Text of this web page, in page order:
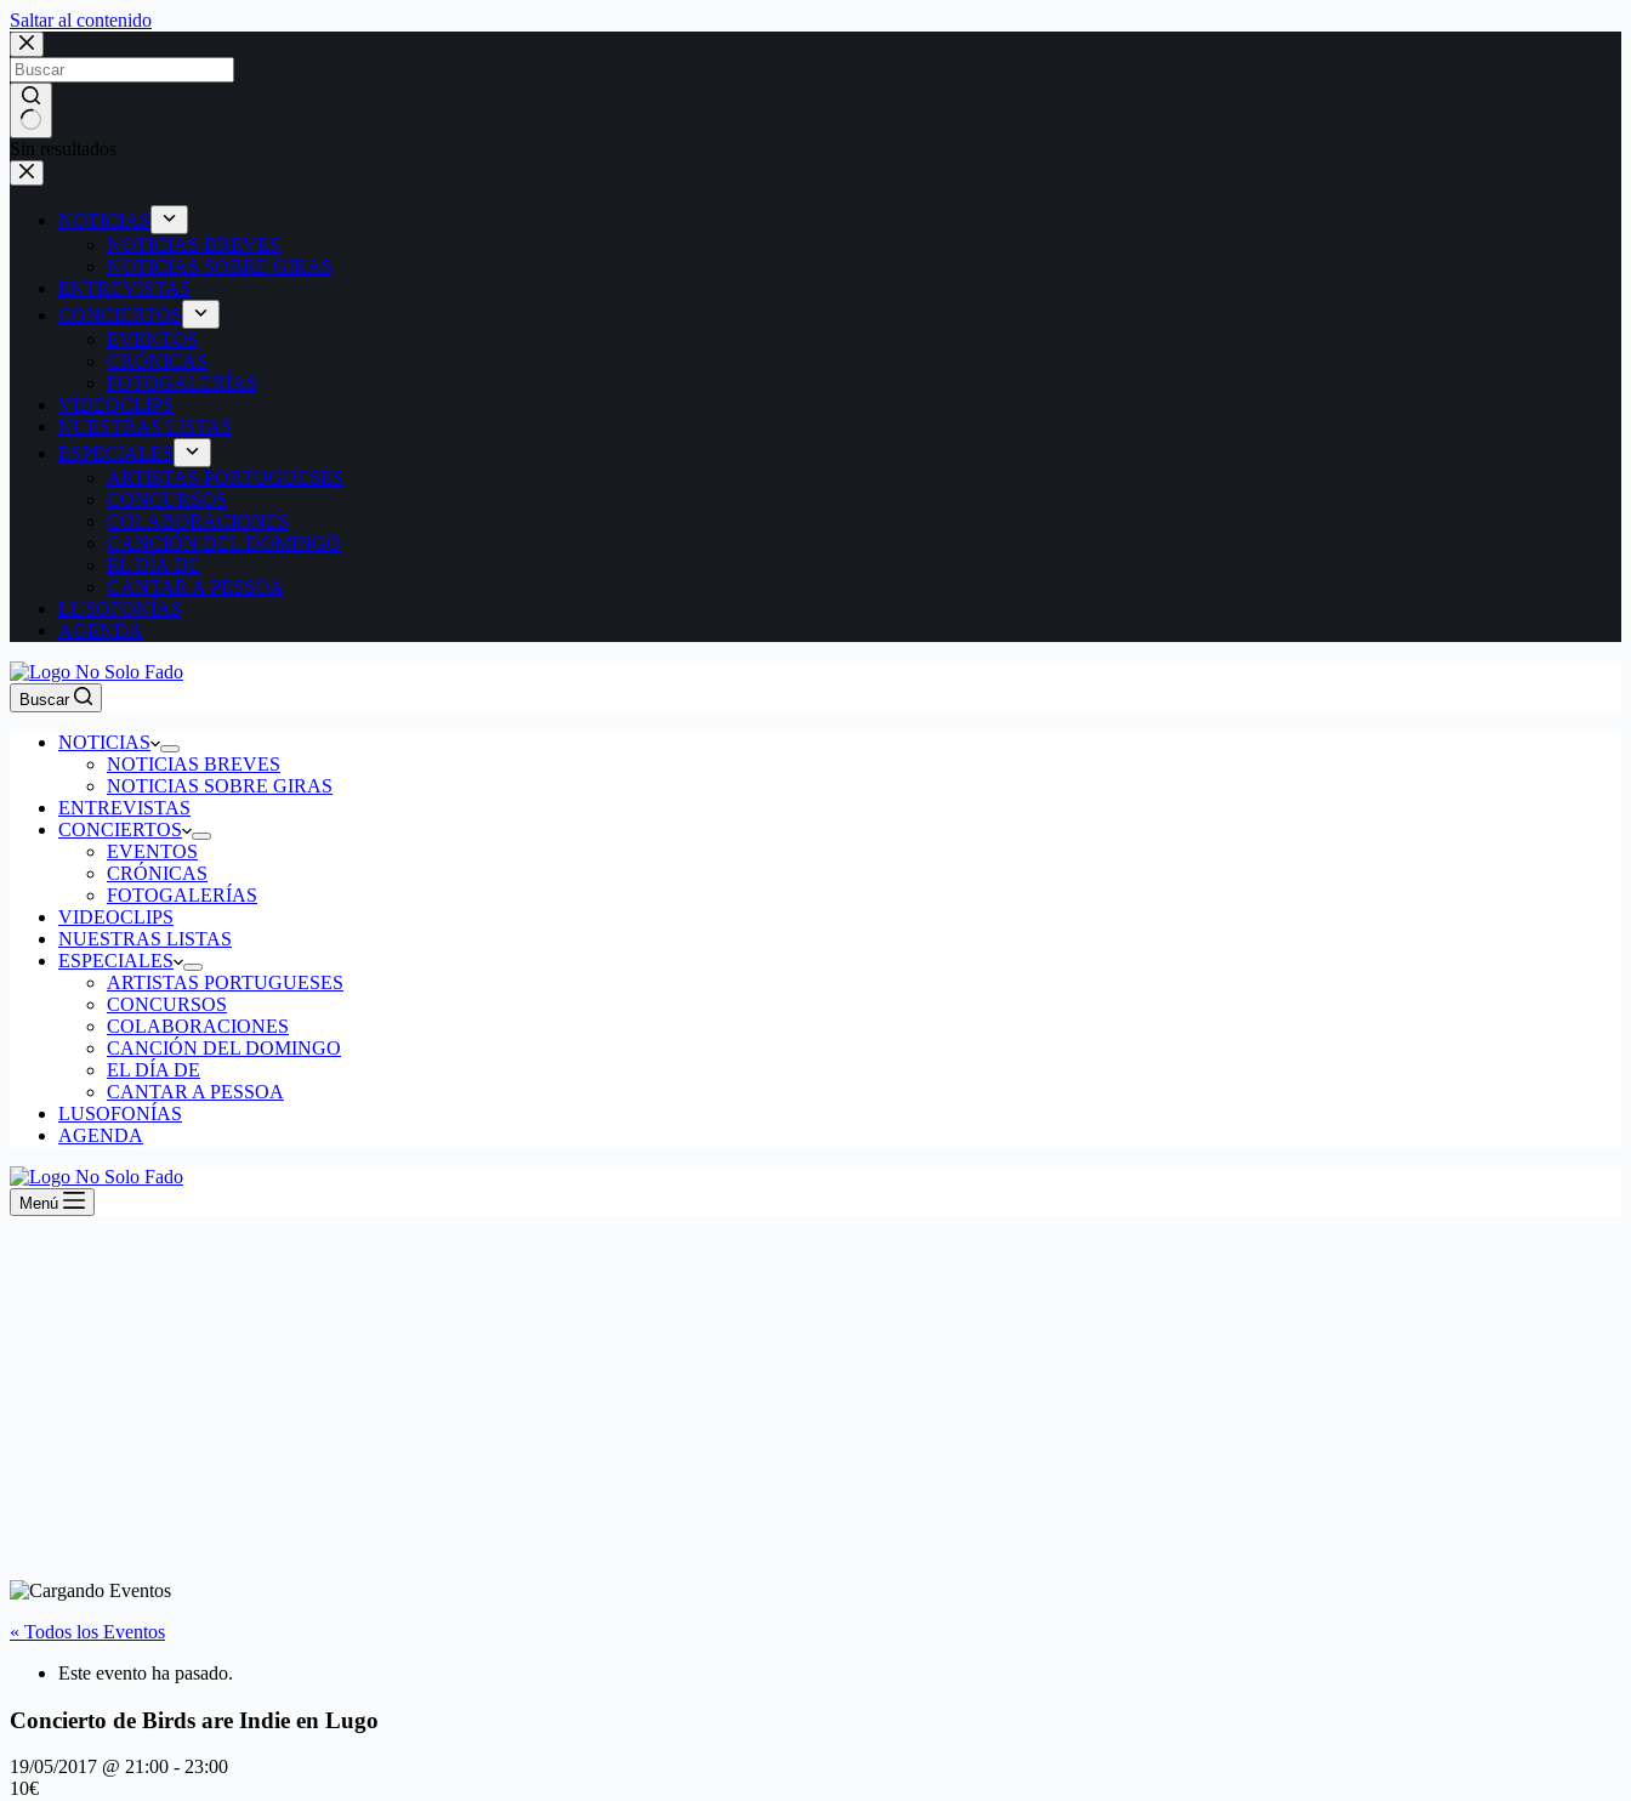
Saltar al contenido
Sin resultados
NOTICIAS
NOTICIAS BREVES
NOTICIAS SOBRE GIRAS
ENTREVISTAS
CONCIERTOS
EVENTOS
CRÓNICAS
FOTOGALERÍAS
VIDEOCLIPS
NUESTRAS LISTAS
ESPECIALES
ARTISTAS PORTUGUESES
CONCURSOS
COLABORACIONES
CANCIÓN DEL DOMINGO
EL DÍA DE
CANTAR A PESSOA
LUSOFONÍAS
AGENDA
Buscar
NOTICIAS
NOTICIAS BREVES
NOTICIAS SOBRE GIRAS
ENTREVISTAS
CONCIERTOS
EVENTOS
CRÓNICAS
FOTOGALERÍAS
VIDEOCLIPS
NUESTRAS LISTAS
ESPECIALES
ARTISTAS PORTUGUESES
CONCURSOS
COLABORACIONES
CANCIÓN DEL DOMINGO
EL DÍA DE
CANTAR A PESSOA
LUSOFONÍAS
AGENDA
Menú
« Todos los Eventos
Este evento ha pasado.
Concierto de Birds are Indie en Lugo
19/05/2017 @ 21:00 - 23:00
10€